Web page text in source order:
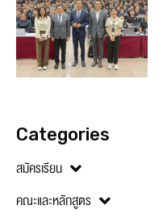
Categories
สมัครเรียน
คณะและหลักสูตร